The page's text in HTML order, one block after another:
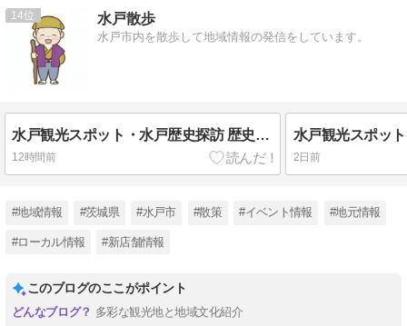
14 水戸散歩
水戸市内を散歩して地域情報の発信をしています。
水戸観光スポット・水戸歴史探訪 歴史館通り・偕楽園御成門通り（現在は御成門閉鎖中）を散策
12時間前 2日前
#地域情報 #茨城県 #水戸市 #散策 #イベント情報 #地元情報
#ローカル情報 #新店舗情報
このブログのここがポイント
多彩な観光地と地域文化紹介